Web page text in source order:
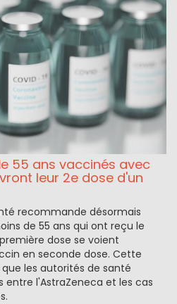
55 ans vaccinés avec
leur 2e dose d'un
recommande désormais
de 55 ans qui ont reçu le
dose se voient
en seconde dose. Cette
les autorités de santé
entre l'AstraZeneca et les cas